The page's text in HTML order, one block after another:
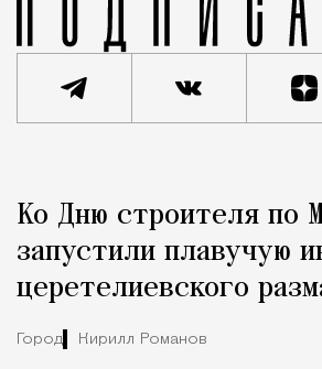
Город
Ко Дню строителя по
запустили плавучую
церетелиевского
Город Кирилл Романов